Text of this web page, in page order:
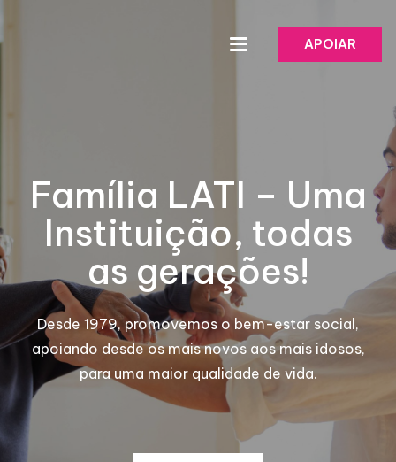
APOIAR
Família LATI – Uma
Instituição, todas
as gerações!
Desde 1979, promovemos o bem-estar social,
apoiando desde os mais novos aos mais idosos,
para uma maior qualidade de vida.